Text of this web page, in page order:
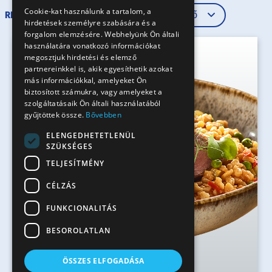
RENDEZÉS
SK
RO
Cookie-kat használunk a tartalom, a
hirdetések személyre szabására és a
forgalom elemzésére. Webhelyünk Ön általi
használatára vonatkozó információkat
megosztjuk hirdetési és elemző
partnereinkkel is, akik egyesíthetik azokat
más információkkal, amelyeket Ön
biztosított számukra, vagy amelyeket a
szolgáltatásaik Ön általi használatából
gyűjtöttek össze. Bővebben
ELENGEDHETETLENÜL
SZÜKSÉGES
TELJESÍTMÉNY
CÉLZÁS
FUNKCIONALITÁS
BESOROLATLAN
ÖSSZES ELFOGADÁSA